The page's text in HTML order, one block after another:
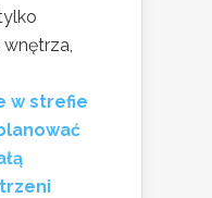
wnętrza,
w strefie